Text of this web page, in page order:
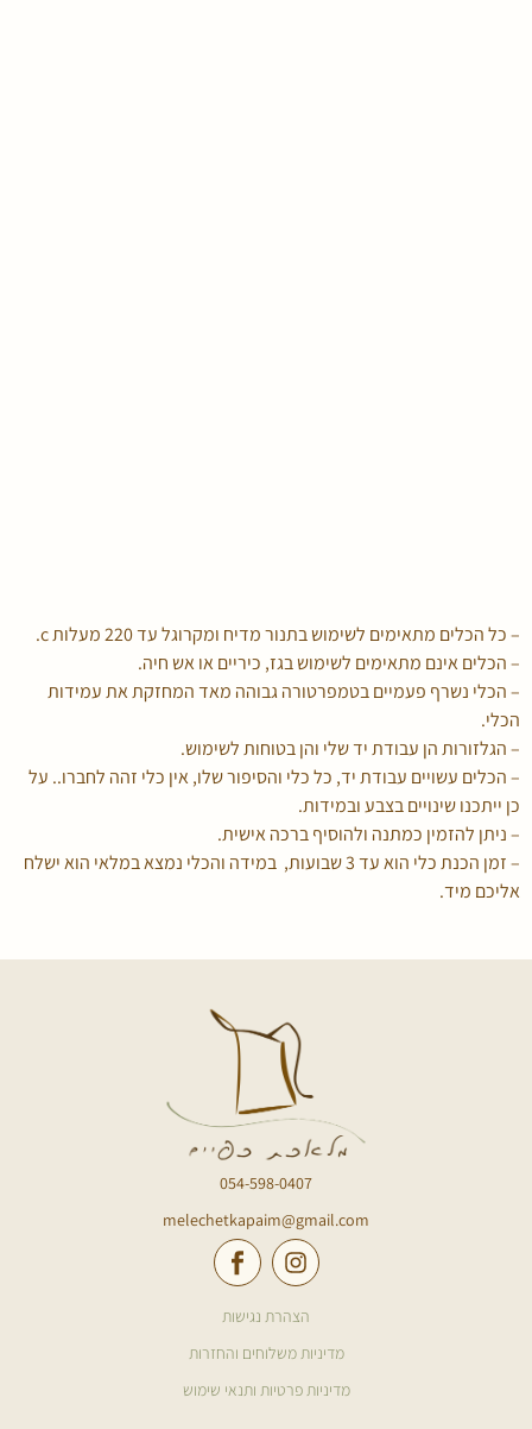
– כל הכלים מתאימים לשימוש בתנור מדיח ומקרוגל עד 220 מעלות c.
– הכלים אינם מתאימים לשימוש בגז, כיריים או אש חיה.
– הכלי נשרף פעמיים בטמפרטורה גבוהה מאד המחזקת את עמידות
הכלי.
– הגלזורות הן עבודת יד שלי והן בטוחות לשימוש.
– הכלים עשויים עבודת יד, כל כלי והסיפור שלו, אין כלי זהה לחברו.. על
כן ייתכנו שינויים בצבע ובמידות.
– ניתן להזמין כמתנה ולהוסיף ברכה אישית.
– זמן הכנת כלי הוא עד 3 שבועות, במידה והכלי נמצא במלאי הוא ישלח
אליכם מיד.
054-598-0407
melechetkapaim@gmail.com
הצהרת נגישות
מדיניות משלוחים והחזרות
מדיניות פרטיות ותנאי שימוש